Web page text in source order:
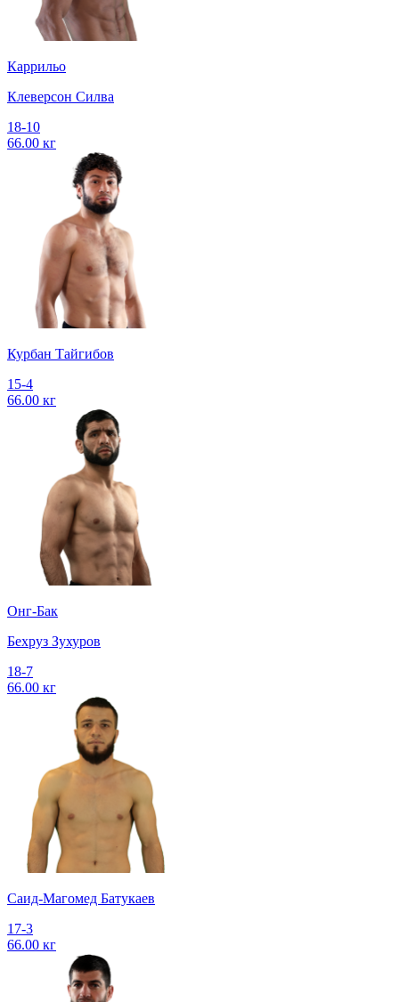
Каррильо
Клеверсон Силва
18-10
66.00 кг
Курбан Тайгибов
15-4
66.00 кг
Онг-Бак
Бехруз Зухуров
18-7
66.00 кг
Саид-Магомед Батукаев
17-3
66.00 кг